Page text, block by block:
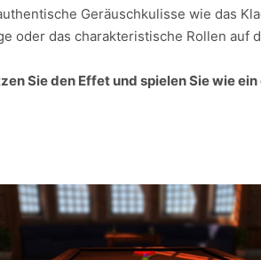
Geräuschkulisse wie das
oder das charakteristische Rollen auf
Sie den Effet und spielen Sie wie